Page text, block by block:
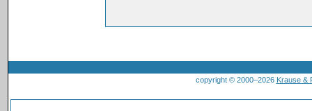
copyright © 2000–2026 Krause &